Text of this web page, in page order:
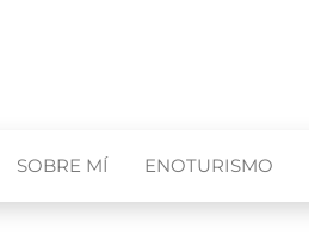
SOBRE MÍ ENOTURISMO